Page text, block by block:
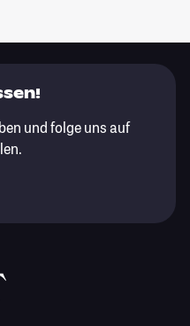
und folge uns auf